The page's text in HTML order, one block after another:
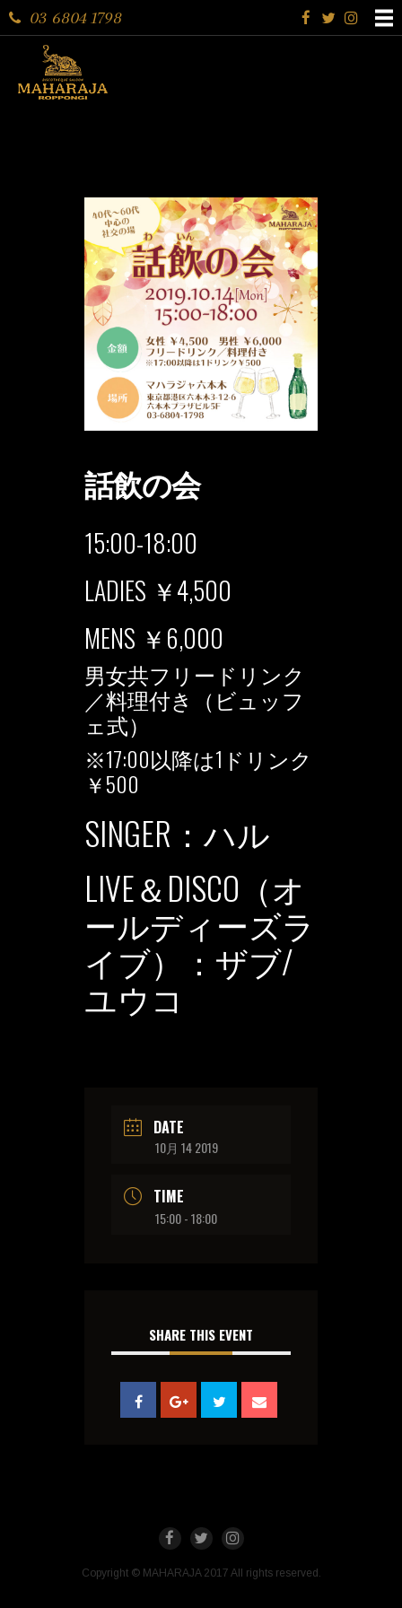
03 6804 1798
話飲の会
15:00-18:00
LADIES ￥4,500
MENS ￥6,000
男女共フリードリンク
／料理付き（ビュッフ
ェ式）
※17:00以降は1ドリンク
￥500
SINGER：ハル
LIVE＆DISCO（オ
ールディーズラ
イブ）：ザブ/
ユウコ
DATE
10月 14 2019
TIME
15:00 - 18:00
SHARE THIS EVENT
Copyright © MAHARAJA 2017 All rights reserved.